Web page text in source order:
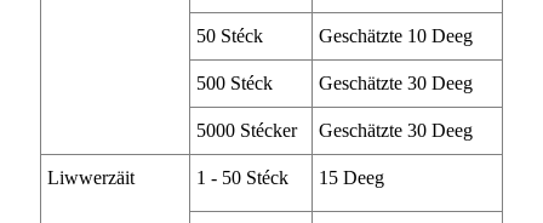
50 Stéck Geschätzte 10 Deeg
500 Stéck Geschätzte 30 Deeg
5000 Stécker Geschätzte 30 Deeg
Liwwerzäit 1 - 50 Stéck 15 Deeg